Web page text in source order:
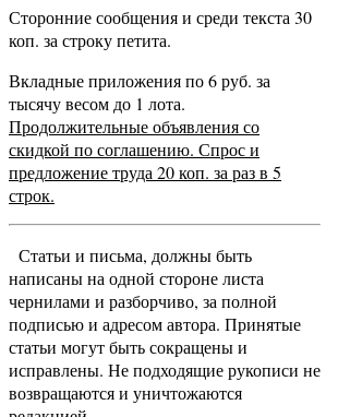
Сторонние сообщения и среди текста 30
коп. за строку петита.
Вкладные приложения по 6 руб. за
тысячу весом до 1 лота.
Продолжительные объявления со
скидкой по соглашению. Спрос и
предложение труда 20 коп. за раз в 5
строк.
Статьи и письма, должны быть
написаны на одной стороне листа
чернилами и разборчиво, за полной
подписью и адресом автора. Принятые
статьи могут быть сокращены и
исправлены. Не подходящие рукописи не
возвращаются и уничтожаются